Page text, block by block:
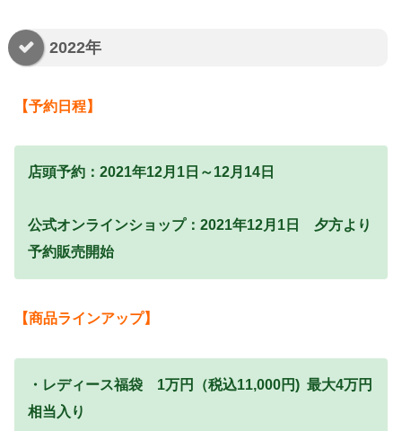
2022年
【予約日程】
店頭予約：2021年12月1日～12月14日
公式オンラインショップ：2021年12月1日 夕方より
予約販売開始
【商品ラインアップ】
・レディース福袋 1万円（税込11,000円) 最大4万円
相当入り